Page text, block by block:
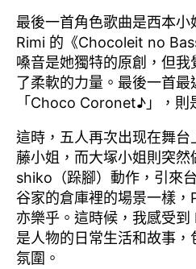
最後一首角色歌曲是西本
Rimi 的《Chocoleit no
嗓音是她獨特的原創，但
了柔軟的力量。最後一首
「Choco Coronet♪」，則
這時，五人再次出现在舞
藤小姐，而大塚小姐則突然
shiko（跺腳）動作，引來
谷家的倉庫裡的場景一樣
亦樂乎。這時候，我感受
是人物的日常生活和故事，
氛圍。